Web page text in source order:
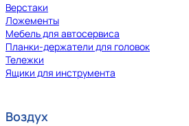
Верстаки
Ложементы
Мебель для автосервиса
Планки-держатели для головок
Тележки
Ящики для инструмента
Воздух